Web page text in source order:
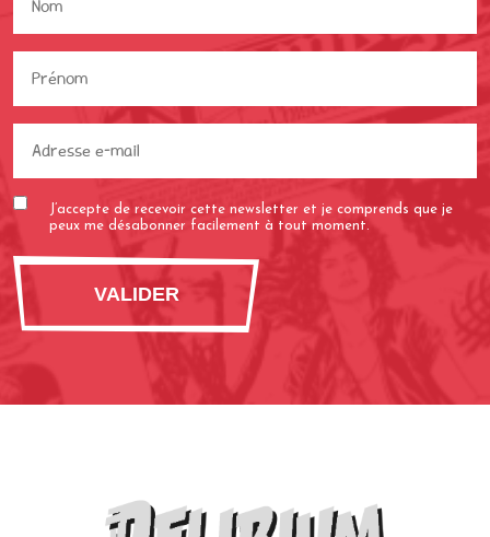
(Nécessaire)
J’accepte de recevoir cette newsletter et je comprends que je
peux me désabonner facilement à tout moment.